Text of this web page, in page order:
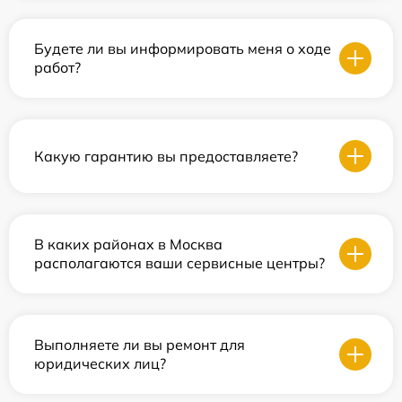
Будете ли вы информировать меня о ходе
работ?
Какую гарантию вы предоставляете?
В каких районах в Москва
располагаются ваши сервисные центры?
Выполняете ли вы ремонт для
юридических лиц?